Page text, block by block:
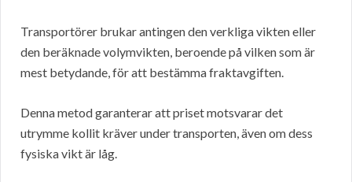
Transportörer brukar antingen den verkliga vikten eller
den beräknade volymvikten, beroende på vilken som är
mest betydande, för att bestämma fraktavgiften.
Denna metod garanterar att priset motsvarar det
utrymme kollit kräver under transporten, även om dess
fysiska vikt är låg.